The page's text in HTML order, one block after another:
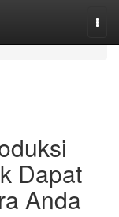
Dapat
Anda